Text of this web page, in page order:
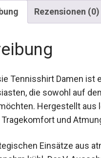
Rezensionen (0)
Tennisshirt Damen ist
die sowohl auf
Hergestellt
und
Einsätze aus